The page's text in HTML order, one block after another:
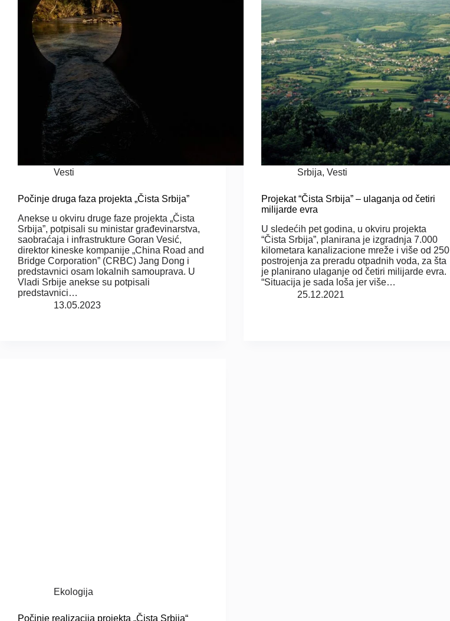
Vesti
Počinje druga faza projekta „Čista Srbija”
Anekse u okviru druge faze projekta „Čista
Srbija”, potpisali su ministar građevinarstva,
saobraćaja i infrastrukture Goran Vesić,
direktor kineske kompanije „China Road and
Bridge Corporation” (CRBC) Jang Dong i
predstavnici osam lokalnih samouprava. U
Vladi Srbije anekse su potpisali
predstavnici…
13.05.2023
Srbija,Vesti
Projekat “Čista Srbija” – ulaganja od četiri
milijarde evra
U sledećih pet godina, u okviru projekta
“Čista Srbija”, planirana je izgradnja 7.000
kilometara kanalizacione mreže i više od 250
postrojenja za preradu otpadnih voda, za šta
je planirano ulaganje od četiri milijarde evra.
“Situacija je sada loša jer više…
25.12.2021
Ekologija
Počinje realizacija projekta „Čista Srbija“